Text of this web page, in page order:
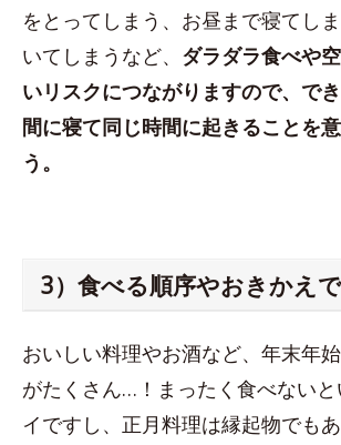
をとってしまう、お昼まで寝てし
いてしまうなど、 ダラダラ食べや
いリスクにつながりますので、で
間に寝て同じ時間に起きることを
う。
3）食べる順序やおきかえ
おいしい料理やお酒など、年末年
がたくさん…！まったく食べないと
イですし、正月料理は縁起物でも